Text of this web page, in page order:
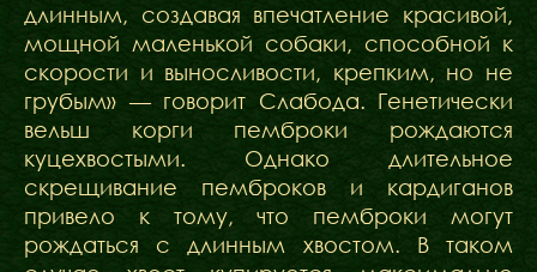
длинным, создавая впечатление красивой,
мощной маленькой собаки, способной к
скорости и выносливости, крепким, но не
грубым» — говорит Слабода. Генетически
вельш корги пемброки рождаются
куцехвостыми. Однако длительное
скрещивание пемброков и кардиганов
привело к тому, что пемброки могут
рождаться с длинным хвостом. В таком